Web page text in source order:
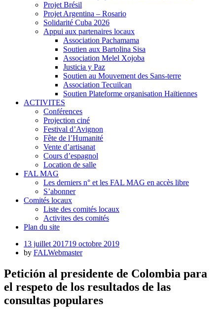
Projet Brésil
Projet Argentina – Rosario
Solidarité Cuba 2026
Appui aux partenaires locaux
Association Pachamama
Soutien aux Bartolina Sisa
Association Melel Xojoba
Justicia y Paz
Soutien au Mouvement des Sans-terre
Association Tecuilcan
Soutien Plateforme organisation Haïtiennes
ACTIVITES
Conférences
Projection ciné
Festival d’Avignon
Fête de l’Humanité
Vente d’artisanat
Cours d’espagnol
Location de salle
FAL MAG
Les derniers n° et les FAL MAG en accès libre
S’abonner
Comités locaux
Liste des comités locaux
Activites des comités
Plan du site
Posted
on
13 juillet 201719 octobre 2019
by FALWebmaster
Petición al presidente de Colombia para
el respeto de los resultados de las
consultas populares